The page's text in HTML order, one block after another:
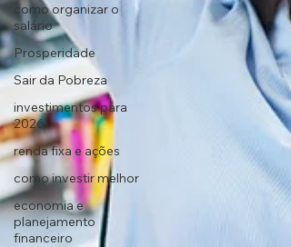
como organizar o
salário
Prosperidade
Sair da Pobreza
investimentos para
2026
renda fixa e ações
como investir melhor
economia e
planejamento
financeiro